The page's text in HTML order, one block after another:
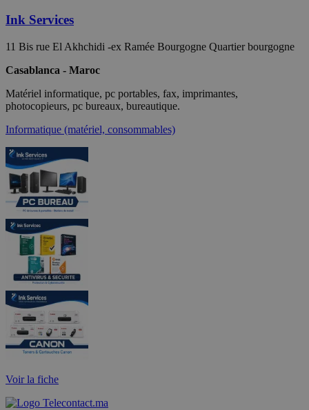
Ink Services
11 Bis rue El Akhchidi -ex Ramée Bourgogne Quartier bourgogne
Casablanca - Maroc
Matériel informatique, pc portables, fax, imprimantes,
photocopieurs, pc bureaux, bureautique.
Informatique (matériel, consommables)
Voir la fiche